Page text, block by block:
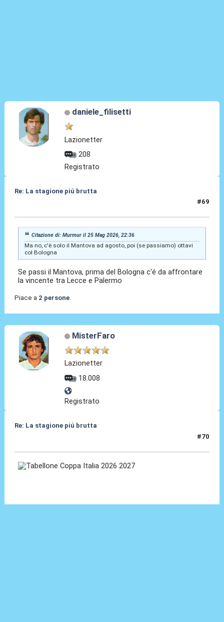
daniele_filisetti
Lazionetter
208
Registrato
Re: La stagione piú brutta
#69
Citazione di: Murmur il 25 Mag 2026, 22:36
Ma no, c'è solo il Mantova ad agosto, poi (se passiamo) ottavi
col Bologna
Se passi il Mantova, prima del Bologna c'é da affrontare
la vincente tra Lecce e Palermo
Piace a 2 persone.
MisterFaro
Lazionetter
18.008
Registrato
Re: La stagione piú brutta
#70